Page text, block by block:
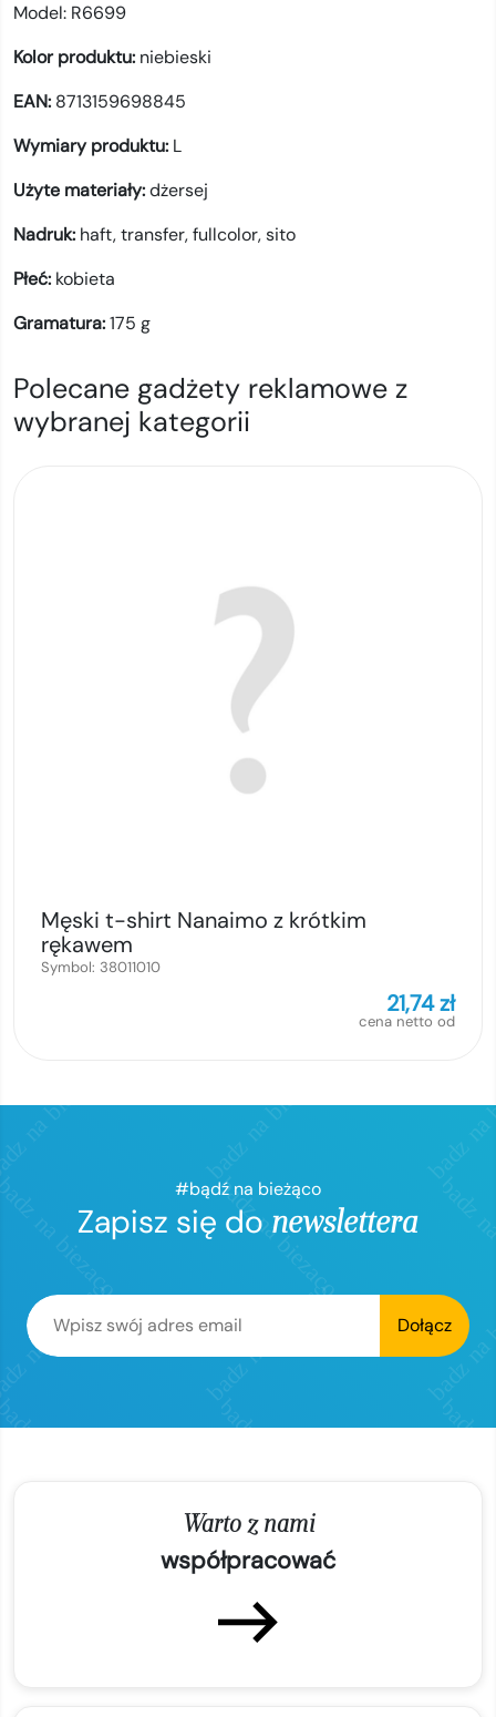
Model: R6699
Kolor produktu: niebieski
EAN: 8713159698845
Wymiary produktu: L
Użyte materiały:dżersej
Nadruk: haft,transfer,fullcolor,sito
Płeć: kobieta
Gramatura:175 g
Polecane gadżety reklamowe z
wybranej kategorii
Męski t-shirt Nanaimo z krótkim
rękawem
Symbol: 38011010
21,74zł
cena netto od
#bądź na bieżąco
Zapisz się do newslettera
Dołącz
Warto z nami
współpracować